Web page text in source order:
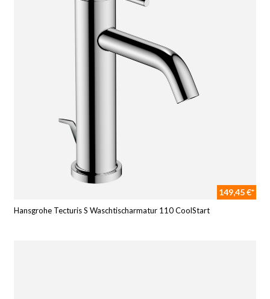
149,45 €*
Hansgrohe Tecturis S Waschtischarmatur 110 CoolStart